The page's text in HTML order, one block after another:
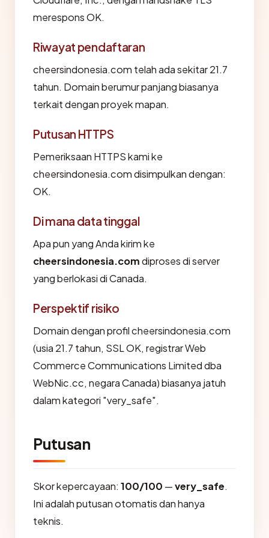
merespons OK.
Riwayat pendaftaran
cheersindonesia.com telah ada sekitar 21.7
tahun. Domain berumur panjang biasanya
terkait dengan proyek mapan.
Putusan HTTPS
Pemeriksaan HTTPS kami ke
cheersindonesia.com disimpulkan dengan:
OK.
Di mana data tinggal
Apa pun yang Anda kirim ke
cheersindonesia.comdiproses di server
yang berlokasi di Canada.
Perspektif risiko
Domain dengan profil cheersindonesia.com
(usia 21.7 tahun, SSL OK, registrar Web
Commerce Communications Limited dba
WebNic.cc, negara Canada) biasanya jatuh
dalam kategori "very_safe".
Putusan
Skor kepercayaan: 100/100 —very_safe.
Ini adalah putusan otomatis dan hanya
teknis.